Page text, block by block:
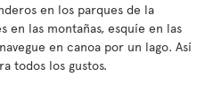
en los parques de la
en las montañas, esquíe en las
en canoa por un lago. Así
todos los gustos.